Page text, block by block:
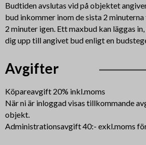
Budtiden avslutas vid på objektet
bud inkommer inom de sista 2
2 minuter igen. Ett maxbud kan läggas
dig upp till angivet bud enligt en
Avgifter
Köpareavgift 20% inkl.moms
När ni är inloggad visas tillkommande
objekt.
Administrationsavgift 40:- exkl.moms